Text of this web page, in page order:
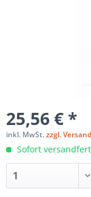
25,56 € *
inkl. MwSt.zzgl.
Sofort